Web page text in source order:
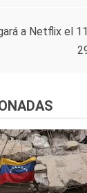
a Netflix el